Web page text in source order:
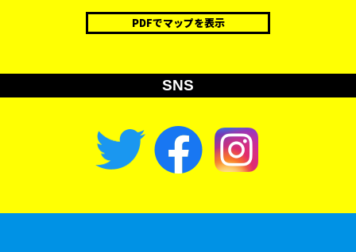
PDFでマップを表示
SNS